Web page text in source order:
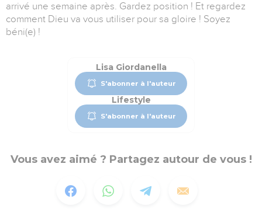
arrivé une semaine après. Gardez position ! Et regardez
comment Dieu va vous utiliser pour sa gloire ! Soyez
béni(e) !
Lisa Giordanella
S'abonner à l'auteur
Lifestyle
S'abonner à l'auteur
Vous avez aimé ? Partagez autour de vous !